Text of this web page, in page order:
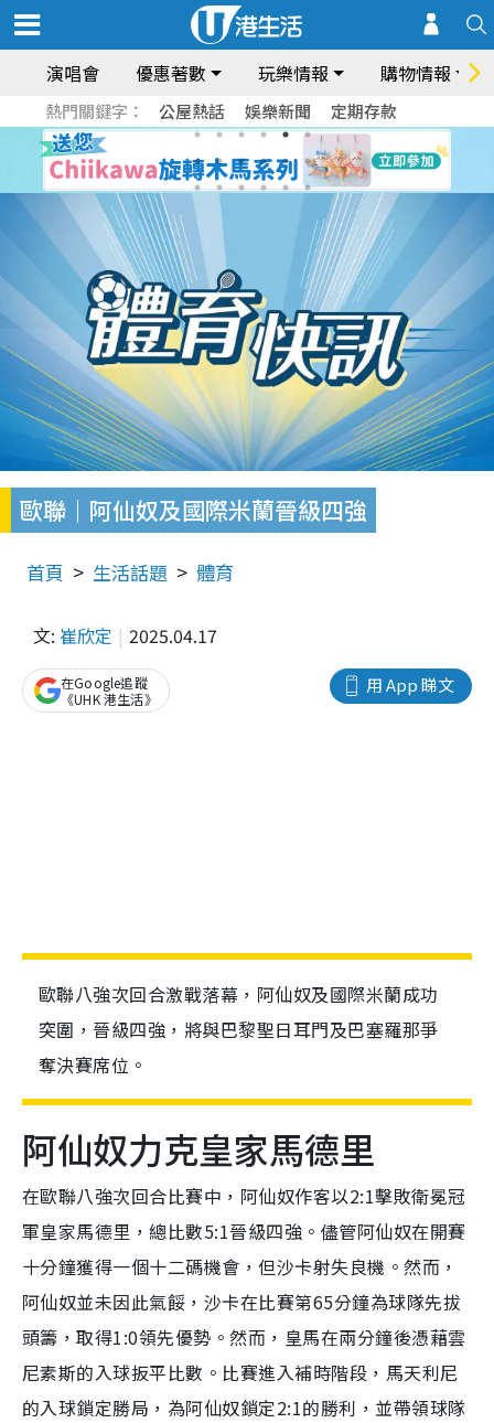
演唱會 優惠著數 玩樂情報 購物情報
熱門關鍵字： 公屋熱話 娛樂新聞 定期存款
歐聯｜阿仙奴及國際米蘭晉級四強
首頁 生活話題 體育
文: 崔欣定 2025.04.17
用 App 睇文
在Google追蹤
《UHK 港生活》
歐聯八強次回合激戰落幕，阿仙奴及國際米蘭成功
突圍，晉級四強，將與巴黎聖日耳門及巴塞羅那爭
奪決賽席位。
阿仙奴力克皇家馬德里
在歐聯八強次回合比賽中，阿仙奴作客以2:1擊敗衛冕冠
軍皇家馬德里，總比數5:1晉級四強。儘管阿仙奴在開賽
十分鐘獲得一個十二碼機會，但沙卡射失良機。然而，
阿仙奴並未因此氣餒，沙卡在比賽第65分鐘為球隊先拔
頭籌，取得1:0領先優勢。然而，皇馬在兩分鐘後憑藉雲
尼素斯的入球扳平比數。比賽進入補時階段，馬天利尼
的入球鎖定勝局，為阿仙奴鎖定2:1的勝利，並帶領球隊